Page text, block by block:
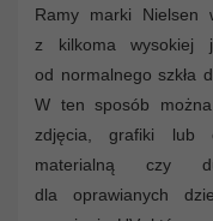
Ramy marki Nielsen
z kilkoma wysokiej
od normalnego szkła
W ten sposób
zdjęcia, grafiki lub
materialną czy
dla oprawianych